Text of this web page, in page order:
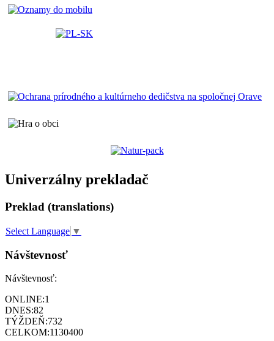
Univerzálny prekladač
Preklad (translations)
Select Language ▼
Návštevnosť
Návštevnosť:
ONLINE:1
DNES:82
TÝŽDEŇ:732
CELKOM:1130400